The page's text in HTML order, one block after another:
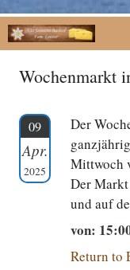
Wochenmarkt
09
Apr.
2025
Der
Mittwoch
Der
und auf
von:
Return to